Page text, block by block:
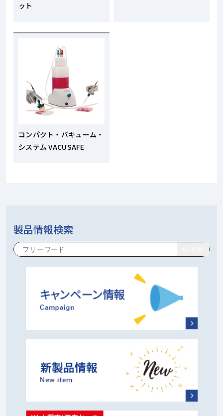
ット
コンパクト・バキューム・
システム VACUSAFE
製品情報検索